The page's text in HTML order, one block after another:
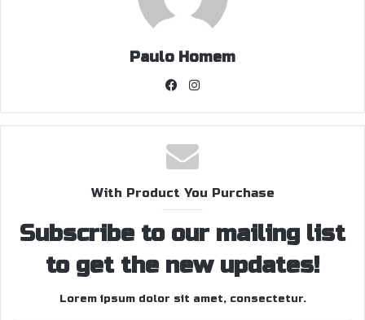
Paulo Homem
Facebook
With Product You Purchase
Subscribe to our mailing list
to get the new updates!
Lorem ipsum dolor sit amet, consectetur.